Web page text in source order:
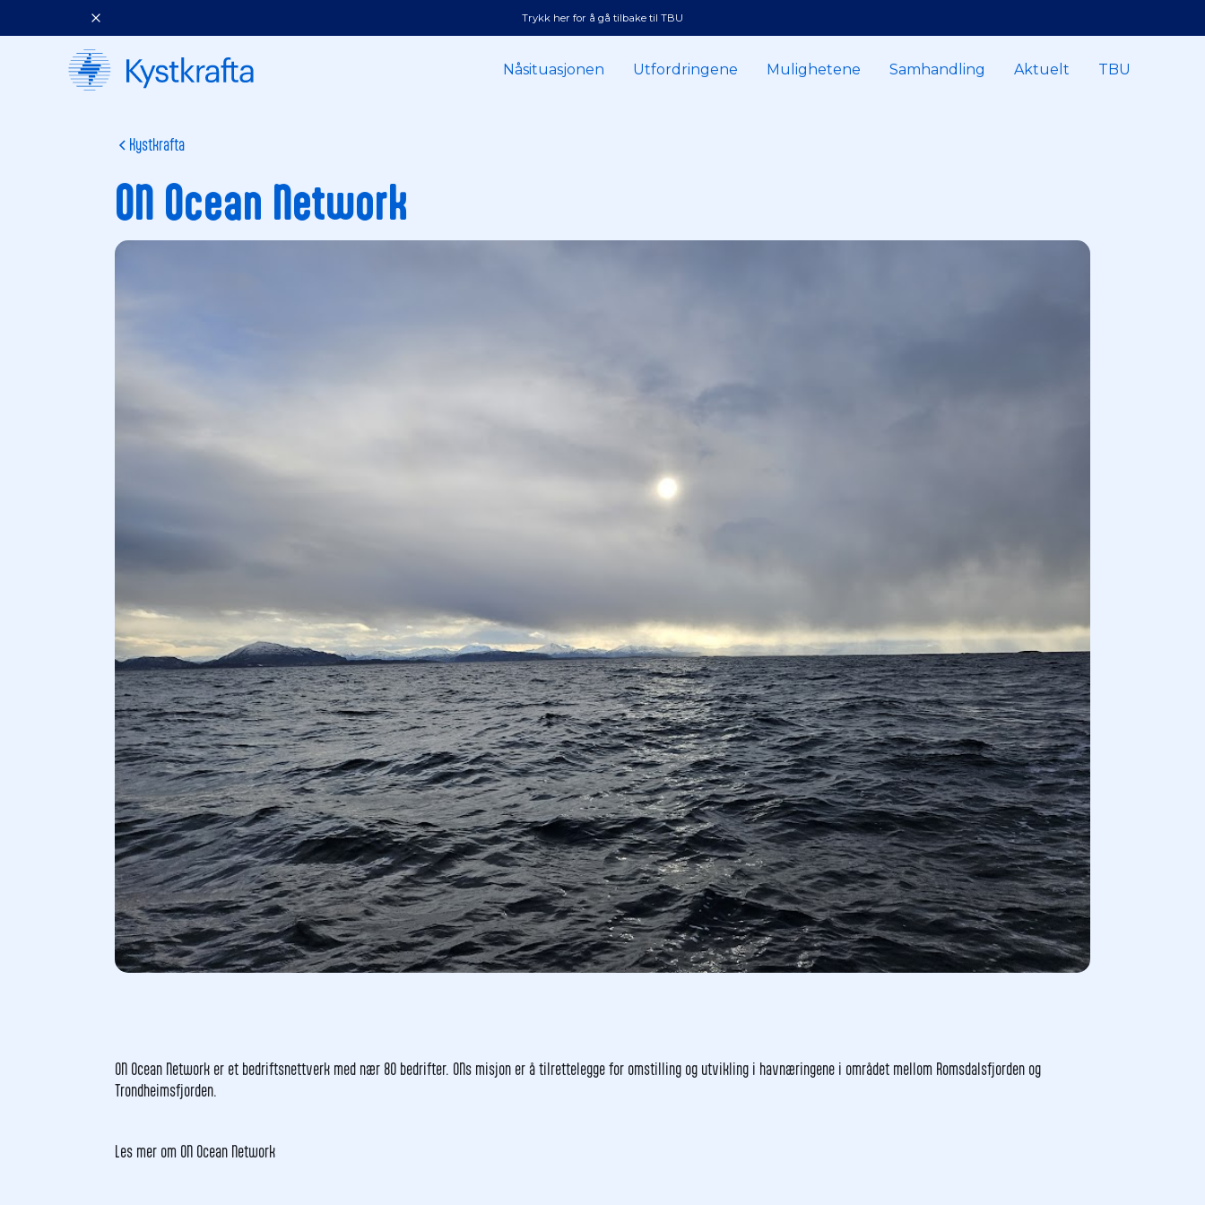
Trykk her for å gå tilbake til TBU
Nåsituasjonen Utfordringene Mulighetene Samhandling Aktuelt TBU
Kystkrafta
ON Ocean Network
ON Ocean Network er et bedriftsnettverk med nær 80 bedrifter. ONs misjon er å tilrettelegge for omstilling og utvikling i havnæringene i området mellom Romsdalsfjorden og
Trondheimsfjorden.
Les mer om ON Ocean Network